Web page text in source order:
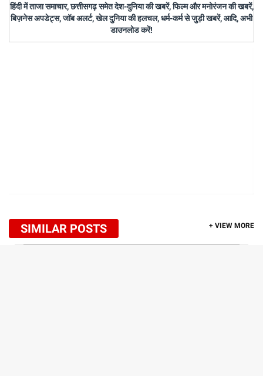
हिंदी में ताजा समाचार, छत्तीसगढ़ समेत देश-दुनिया की खबरें, फिल्म और मनोरंजन की खबरें,
बिज़नेस अपडेट्स, जॉब अलर्ट, खेल दुनिया की हलचल, धर्म-कर्म से जुड़ी खबरें, आदि, अभी
डाउनलोड करें!
SIMILAR POSTS + VIEW MORE